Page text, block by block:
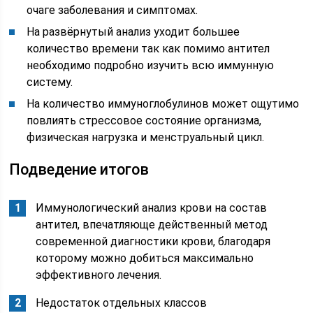
очаге заболевания и симптомах.
На развёрнутый анализ уходит большее
количество времени так как помимо антител
необходимо подробно изучить всю иммунную
систему.
На количество иммуноглобулинов может ощутимо
повлиять стрессовое состояние организма,
физическая нагрузка и менструальный цикл.
Подведение итогов
Иммунологический анализ крови на состав
антител, впечатляюще действенный метод
современной диагностики крови, благодаря
которому можно добиться максимально
эффективного лечения.
Недостаток отдельных классов